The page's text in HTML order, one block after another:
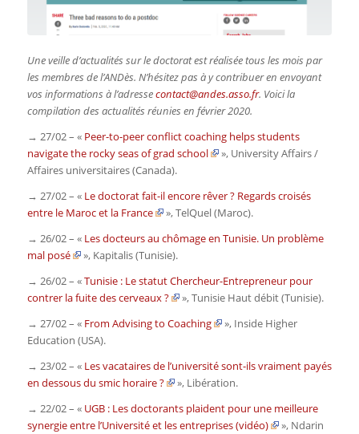
Une veille d’actualités sur le doctorat est réalisée tous les mois par
les membres de l’ANDès. N’hésitez pas à y contribuer en envoyant
vos informations à l’adressecontact@andes.asso.fr. Voici la
compilation des actualités réunies en février 2020.
→ 27/02 – « Peer-to-peer conflict coaching helps students
navigate the rocky seas of grad school
», University Affairs /
Affaires universitaires(Canada).
→ 27/02 – « Le doctorat fait-il encore rêver ? Regards croisés
entre le Maroc et la France
»,TelQuel(Maroc).
→ 26/02 – « Les docteurs au chômage en Tunisie. Un problème
mal posé
», Kapitalis(Tunisie).
→ 26/02 – «Tunisie : Le statut Chercheur-Entrepreneur pour
contrer la fuite des cerveaux ?
»,Tunisie Haut débit(Tunisie).
→ 27/02 – « From Advising to Coaching », Inside Higher
Education (USA).
→ 23/02 – « Les vacataires de l’université sont-ils vraiment payés
en dessous du smic horaire ?
», Libération.
→ 22/02 – « UGB : Les doctorants plaident pour une meilleure
synergie entre l’Université et les entreprises (vidéo)
», Ndarin